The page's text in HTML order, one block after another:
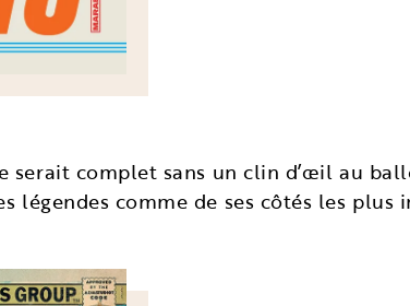
serait complet sans un clin d’œil au
légendes comme de ses côtés les plus